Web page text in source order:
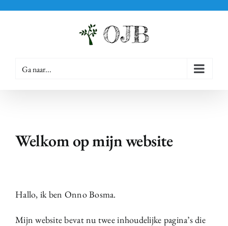
Ga naar...
Welkom op mijn website
Hallo, ik ben Onno Bosma.
Mijn website bevat nu twee inhoudelijke pagina’s die